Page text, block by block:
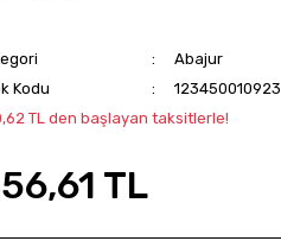
Abajur
Kodu
TL den başlayan taksitlerle!
TL